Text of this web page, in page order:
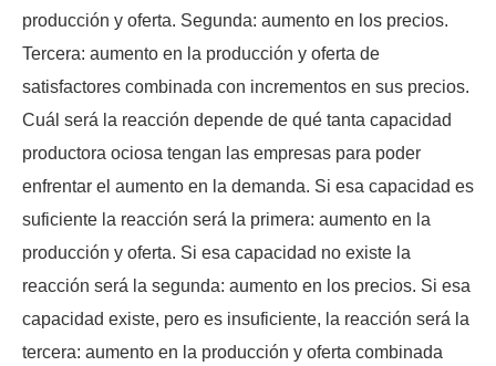
producción y oferta. Segunda: aumento en los precios.
Tercera: aumento en la producción y oferta de
satisfactores combinada con incrementos en sus precios.
Cuál será la reacción depende de qué tanta capacidad
productora ociosa tengan las empresas para poder
enfrentar el aumento en la demanda. Si esa capacidad es
suficiente la reacción será la primera: aumento en la
producción y oferta. Si esa capacidad no existe la
reacción será la segunda: aumento en los precios. Si esa
capacidad existe, pero es insuficiente, la reacción será la
tercera: aumento en la producción y oferta combinada